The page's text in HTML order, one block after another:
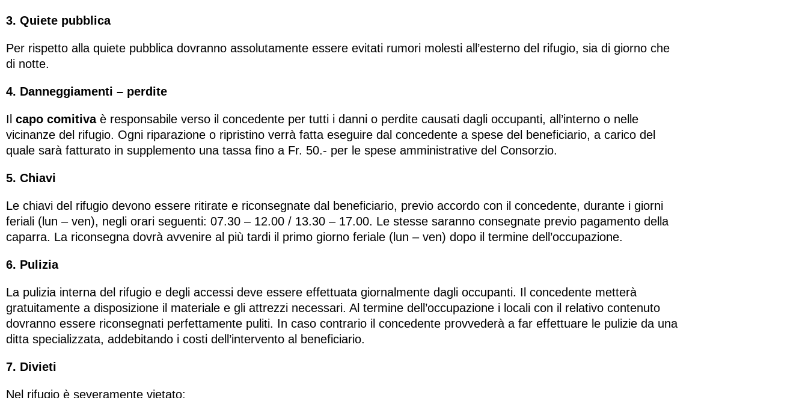
3. Quiete pubblica
Per rispetto alla quiete pubblica dovranno assolutamente essere evitati rumori molesti all’esterno del rifugio, sia di giorno che
di notte.
4. Danneggiamenti – perdite
Il capo comitiva è responsabile verso il concedente per tutti i danni o perdite causati dagli occupanti, all’interno o nelle
vicinanze del rifugio. Ogni riparazione o ripristino verrà fatta eseguire dal concedente a spese del beneficiario, a carico del
quale sarà fatturato in supplemento una tassa fino a Fr. 50.- per le spese amministrative del Consorzio.
5. Chiavi
Le chiavi del rifugio devono essere ritirate e riconsegnate dal beneficiario, previo accordo con il concedente, durante i giorni
feriali (lun – ven), negli orari seguenti: 07.30 – 12.00 / 13.30 – 17.00. Le stesse saranno consegnate previo pagamento della
caparra. La riconsegna dovrà avvenire al più tardi il primo giorno feriale (lun – ven) dopo il termine dell’occupazione.
6. Pulizia
La pulizia interna del rifugio e degli accessi deve essere effettuata giornalmente dagli occupanti. Il concedente metterà
gratuitamente a disposizione il materiale e gli attrezzi necessari. Al termine dell’occupazione i locali con il relativo contenuto
dovranno essere riconsegnati perfettamente puliti. In caso contrario il concedente provvederà a far effettuare le pulizie da una
ditta specializzata, addebitando i costi dell’intervento al beneficiario.
7. Divieti
Nel rifugio è severamente vietato: